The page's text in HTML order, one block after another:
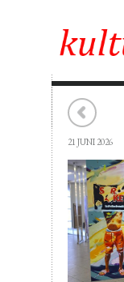
21 JUNI 2026